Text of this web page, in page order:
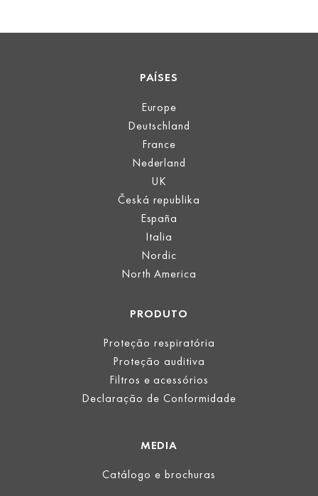
PAÍSES
Europe
Deutschland
France
Nederland
UK
Česká republika
España
Italia
Nordic
North America
PRODUTO
Proteção respiratória
Proteção auditiva
Filtros e acessórios
Declaração de Conformidade
MEDIA
Catálogo e brochuras